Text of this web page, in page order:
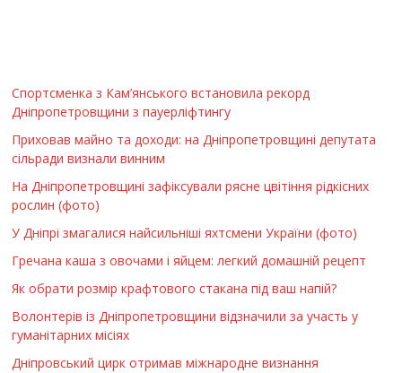
Спортсменка з Кам’янського встановила рекорд
Дніпропетровщини з пауерліфтингу
Приховав майно та доходи: на Дніпропетровщині депутата
сільради визнали винним
На Дніпропетровщині зафіксували рясне цвітіння рідкісних
рослин (фото)
У Дніпрі змагалися найсильніші яхтсмени України (фото)
Гречана каша з овочами і яйцем: легкий домашній рецепт
Як обрати розмір крафтового стакана під ваш напій?
Волонтерів із Дніпропетровщини відзначили за участь у
гуманітарних місіях
Дніпровський цирк отримав міжнародне визнання